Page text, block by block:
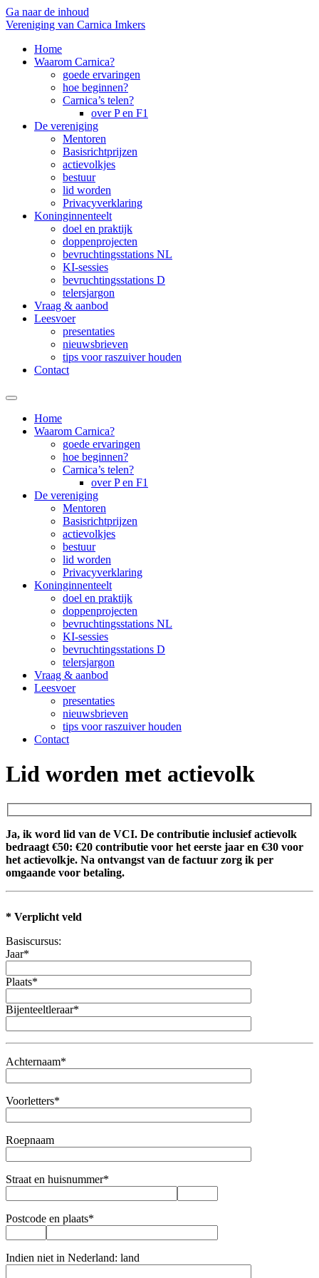
Ga naar de inhoud
Vereniging van Carnica Imkers
Home
Waarom Carnica?
goede ervaringen
hoe beginnen?
Carnica’s telen?
over P en F1
De vereniging
Mentoren
Basisrichtprijzen
actievolkjes
bestuur
lid worden
Privacyverklaring
Koninginnenteelt
doel en praktijk
doppenprojecten
bevruchtingsstations NL
KI-sessies
bevruchtingsstations D
telersjargon
Vraag & aanbod
Leesvoer
presentaties
nieuwsbrieven
tips voor raszuiver houden
Contact
Home
Waarom Carnica?
goede ervaringen
hoe beginnen?
Carnica’s telen?
over P en F1
De vereniging
Mentoren
Basisrichtprijzen
actievolkjes
bestuur
lid worden
Privacyverklaring
Koninginnenteelt
doel en praktijk
doppenprojecten
bevruchtingsstations NL
KI-sessies
bevruchtingsstations D
telersjargon
Vraag & aanbod
Leesvoer
presentaties
nieuwsbrieven
tips voor raszuiver houden
Contact
Lid worden met actievolk
Ja, ik word lid van de VCI. De contributie inclusief actievolk
bedraagt €50: €20 contributie voor het eerste jaar en €30 voor
het actievolkje. Na ontvangst van de factuur zorg ik per
omgaande voor betaling.
* Verplicht veld
Basiscursus:
Jaar*
Plaats*
Bijenteeltleraar*
Achternaam*
Voorletters*
Roepnaam
Straat en huisnummer*
Postcode en plaats*
Indien niet in Nederland: land